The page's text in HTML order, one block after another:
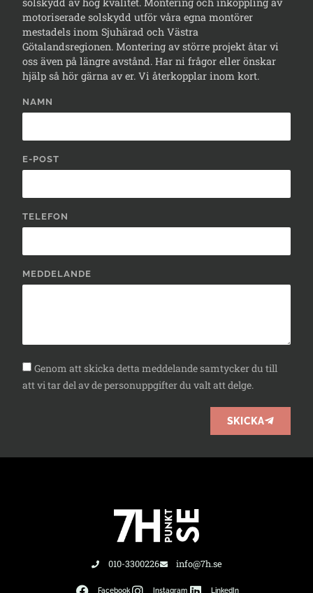
motoriserade solskydd utför våra egna montörer
mestadels inom Sjuhärad och Västra
Götalandsregionen. Montering av större projekt åtar vi
oss även på längre avstånd. Har ni frågor eller önskar
hjälp så hör gärna av er. Vi återkopplar inom kort.
NAMN
E-POST
TELEFON
MEDDELANDE
Genom att skicka detta meddelande samtycker du till
att vi tar del av de personuppgifter du valt att delge.
SKICKA
010-3300226 info@7h.se
Facebook Instagram LinkedIn